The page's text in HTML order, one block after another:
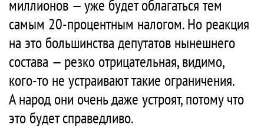
миллионов — уже будет облагаться тем
самым 20-процентным налогом. Но реакция
на это большинства депутатов нынешнего
состава — резко отрицательная, видимо,
кого-то не устраивают такие ограничения.
А народ они очень даже устроят, потому что
это будет справедливо.